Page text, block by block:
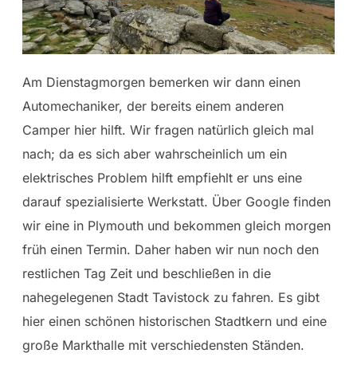
Am Dienstagmorgen bemerken wir dann einen
Automechaniker, der bereits einem anderen
Camper hier hilft. Wir fragen natürlich gleich mal
nach; da es sich aber wahrscheinlich um ein
elektrisches Problem hilft empfiehlt er uns eine
darauf spezialisierte Werkstatt. Über Google finden
wir eine in Plymouth und bekommen gleich morgen
früh einen Termin. Daher haben wir nun noch den
restlichen Tag Zeit und beschließen in die
nahegelegenen Stadt Tavistock zu fahren. Es gibt
hier einen schönen historischen Stadtkern und eine
große Markthalle mit verschiedensten Ständen.